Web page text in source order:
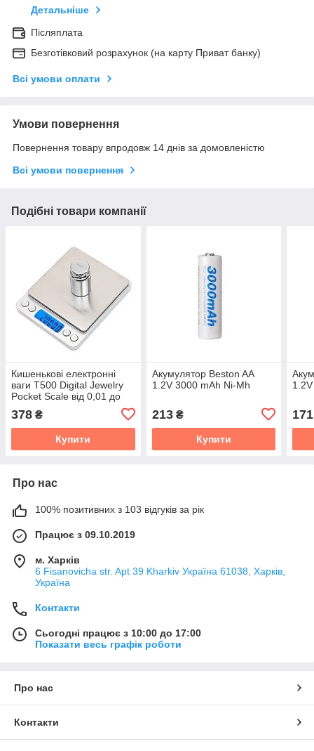
Детальніше
Післяплата
Безготівковий розрахунок (на карту Приват банку)
Всі умови оплати
Умови повернення
Повернення товару впродовж 14 днів за домовленістю
Всі умови повернення
Подібні товари компанії
Кишенькові електронні
ваги T500 Digital Jewelry
Pocket Scale від 0,01 до
378 ₴
Купити
Акумулятор Beston AA
1.2V 3000 mAh Ni-Mh
213₴
Купити
171
Про нас
100% позитивних з 103 відгуків за рік
Працює з 09.10.2019
м. Харків
6 Fisanovicha str. Apt 39 Kharkiv Україна 61038, Харків,
Україна
Контакти
Сьогодні працює з 10:00 до 17:00
Показати весь графік роботи
Про нас
Контакти